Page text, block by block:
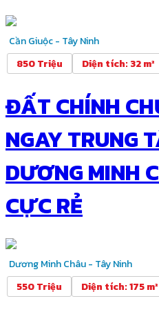
Cần Giuộc - Tây Ninh
850 Triệu
Diện tích: 32 m²
ĐẤT CHÍNH
NGAY TRUNG
DƯƠNG MINH
CỰC RẺ
Dương Minh Châu - Tây Ninh
550 Triệu
Diện tích:175 m²